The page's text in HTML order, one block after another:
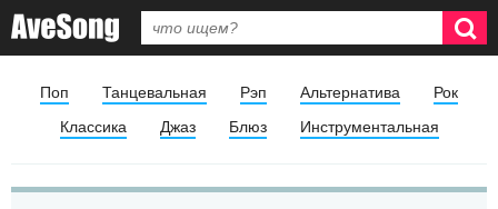
Поп Танцевальная Рэп Альтернатива
Рок
Классика
Джаз Блюз Инструментальная